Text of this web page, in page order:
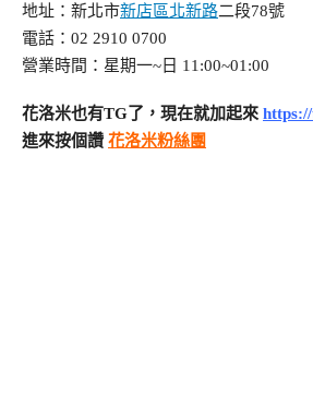
地址：新北市新店區北新路二段78號
電話：02 2910 0700
營業時間：星期一~日 11:00~01:00
花洛米也有TG了，現在就加起來
進來按個讚 花洛米粉絲團